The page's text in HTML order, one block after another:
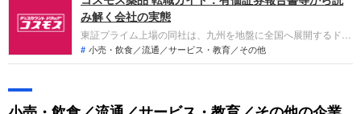
み解く会社の実態
東証プライム上場の同社は、九州を地盤に全国へ展開するドラ
ッグストアチェーンです。人口1万人商圏をターゲットとした
「小商圏型メガドラッグストア」を主力とし、医薬品や食品等
小売・飲食／流通／サービス・教育／その他